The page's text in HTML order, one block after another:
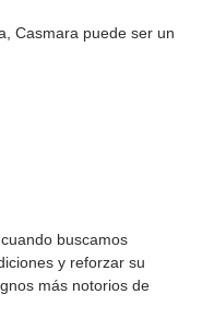
Casmara puede ser un
buscamos
y reforzar su
más notorios de